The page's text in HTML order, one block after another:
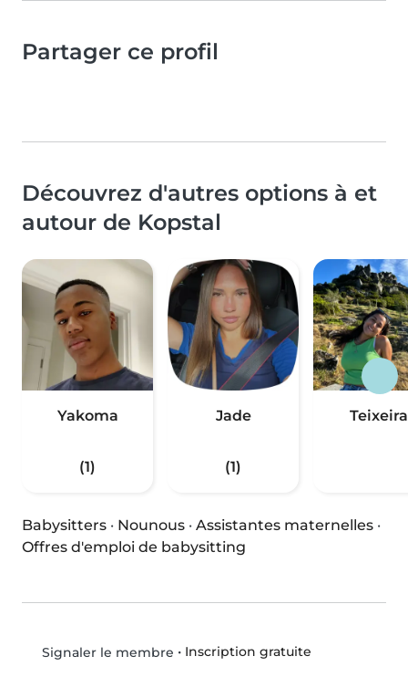
Partager ce profil
Découvrez d'autres options à et
autour de Kopstal
Yakoma
(1)
Jade
(1)
Teixeira
Babysitters · Nounous · Assistantes maternelles ·
Offres d'emploi de babysitting
Signaler le membre • Inscription gratuite